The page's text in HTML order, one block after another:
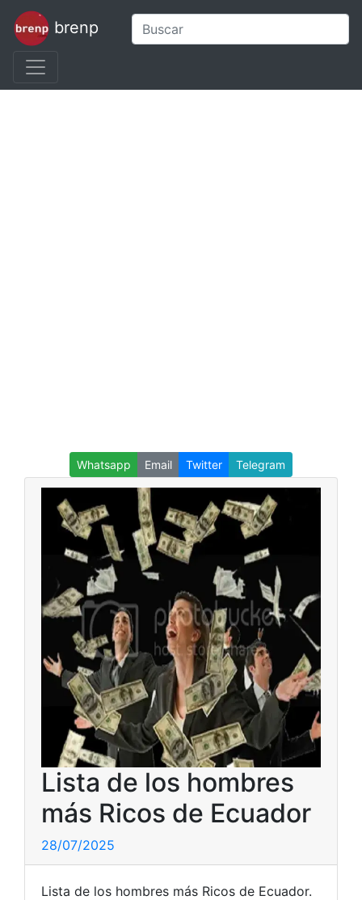
brenp
Whatsapp Email Twitter Telegram
Lista de los hombres
más Ricos de Ecuador
28/07/2025
Lista de los hombres más Ricos de Ecuador.